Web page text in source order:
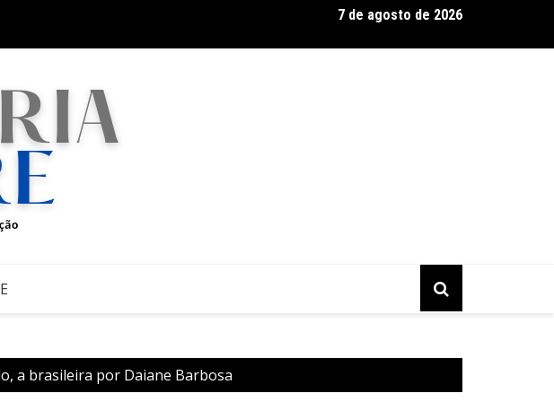
cidades neste
Galeria Murilo Castro promove curso sobre a História da Arte
7 de agosto de 2026
a brasileira por Daiane Barbosa